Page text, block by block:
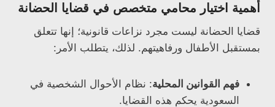
أهمية اختيار محامي متخصص في قضايا الحضانة
قضايا الحضانة ليست مجرد نزاعات قانونية؛ إنها تتعلق
بمستقبل الأطفال ورفاهيتهم. لذلك، يتطلب الأمر:
فهم القوانين المحلية: نظام الأحوال الشخصية في
السعودية يحكم هذه القضايا.